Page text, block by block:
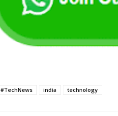
#TechNews india technology